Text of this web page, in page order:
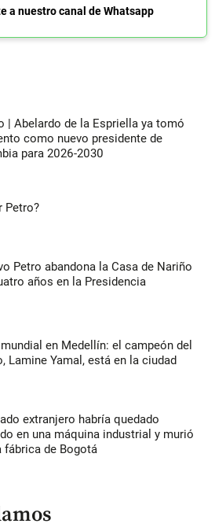
a nuestro canal de Whatsapp
| Abelardo de la Espriella ya tomó
como nuevo presidente de
para 2026-2030
Petro?
Petro abandona la Casa de Nariño
años en la Presidencia
en Medellín: el campeón del
Lamine Yamal, está en la ciudad
extranjero habría quedado
en una máquina industrial y murió
fábrica de Bogotá